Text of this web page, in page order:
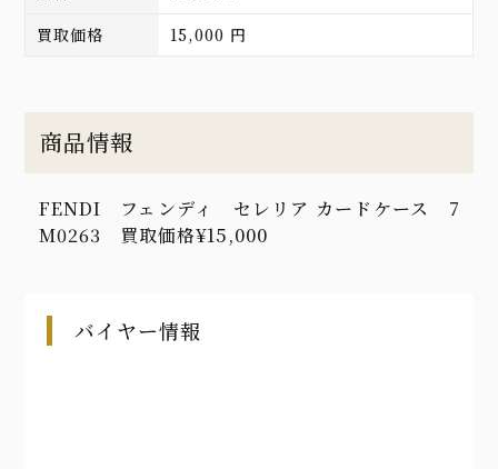
買取価格
15,000 円
商品情報
FENDI フェンディ セレリア カードケース 7
M0263 買取価格¥15,000
バイヤー情報